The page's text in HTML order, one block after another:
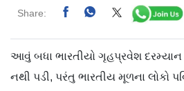
Share:
આવું બધા ભારતીયો ગૃહપ્રવેશ
નથી પડી, પરંતુ ભારતીય મૂળના લોકો